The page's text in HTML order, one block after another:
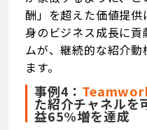
酬」を超えた価値提供
身のビジネス成長に
ムが、継続的な紹介
ます。
事例4：
た紹介チャネルを
益65%増を達成